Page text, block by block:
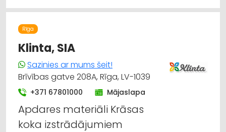
Rīga
Klinta, SIA
Sazinies ar mums šeit!
Brīvības gatve 208A, Rīga, LV-1039
+371 67801000 Mājaslapa
Apdares materiāli Krāsas
koka izstrādājumiem